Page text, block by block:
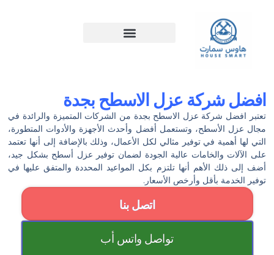
افضل شركة عزل الاسطح بجدة
تعتبر افضل شركة عزل الاسطح بجدة من الشركات المتميزة والرائدة في
مجال عزل الأسطح، وتستعمل أفضل وأحدث الأجهزة والأدوات المتطورة،
التي لها أهمية في توفير مثالي لكل الأعمال، وذلك بالإضافة إلى أنها تعتمد
على الآلات والخامات عالية الجودة لضمان توفير عزل أسطح بشكل جيد،
أضف إلى ذلك الأهم أنها تلتزم بكل المواعيد المحددة والمتفق عليها في
توفير الخدمة بأقل وأرخص الأسعار.
اتصل بنا
تواصل واتس أب